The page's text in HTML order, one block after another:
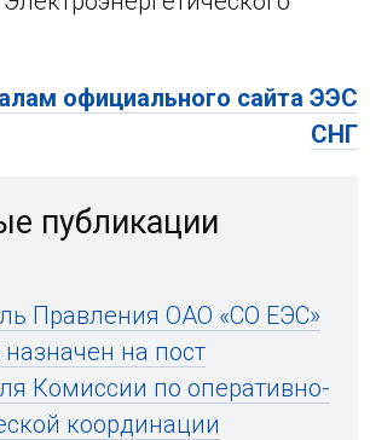
официального сайта ЭЭС
СНГ
публикации
Правления ОАО «СО ЕЭС»
на пост
Комиссии по оперативно-
координации